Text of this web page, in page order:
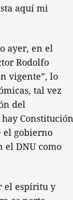
aquí mi
ayer, en el
Rodolfo
vigente”, lo
tal vez
del
Constitución
el gobierno
el DNU como
el espíritu y